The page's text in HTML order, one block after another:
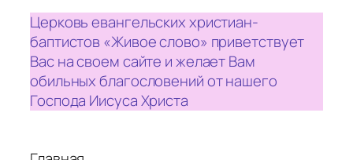
Церковь евангельских христиан-
баптистов «Живое слово» приветствует
Вас на своем сайте и желает Вам
обильных благословений от нашего
Господа Иисуса Христа